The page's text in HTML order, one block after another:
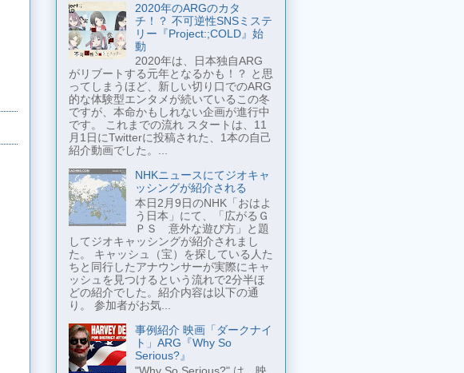
2020年のARGのカタ
チ！？ 不可逆性SNSミステ
リー『Project:;COLD』始
動
2020年は、日本独自ARG
がリブートする元年となるかも！？ と思
ってしまうほど、新しい切り口でのARG
的な体験型エンタメが続いているこの冬
ですが、本命かもしれない企画が進行中
です。 これまでの流れ スタートは、11
月1日にTwitterに投稿された、1本の自己
紹介動画でした。...
NHKニュースにてジオキャ
ッシングが紹介される
本日2月9日のNHK「おはよ
う日本」にて、「広がるＧ
ＰＳ 意外な遊び方」と題
してジオキャッシングが紹介されまし
た。 キャッシュ（宝）を探している人た
ちと同行したアナウンサーが実際にキャ
ッシュを見つけるという流れで2分半ほ
どの紹介でした。紹介内容は以下の通
り。 参加者がお気...
事例紹介 映画「ダークナイ
ト」ARG『Why So
Serious?』